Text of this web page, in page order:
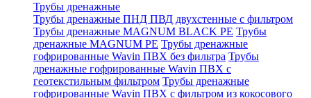
Трубы дренажные
Трубы дренажные ПНД ПВД двухстенные с фильтром
Трубы дренажные MAGNUM BLACK PE Трубы
дренажные MAGNUM PE Трубы дренажные
гофрированные Wavin ПВХ без фильтра Трубы
дренажные гофрированные Wavin ПВХ с
геотекстильным фильтром Трубы дренажные
гофрированные Wavin ПВХ с фильтром из кокосового